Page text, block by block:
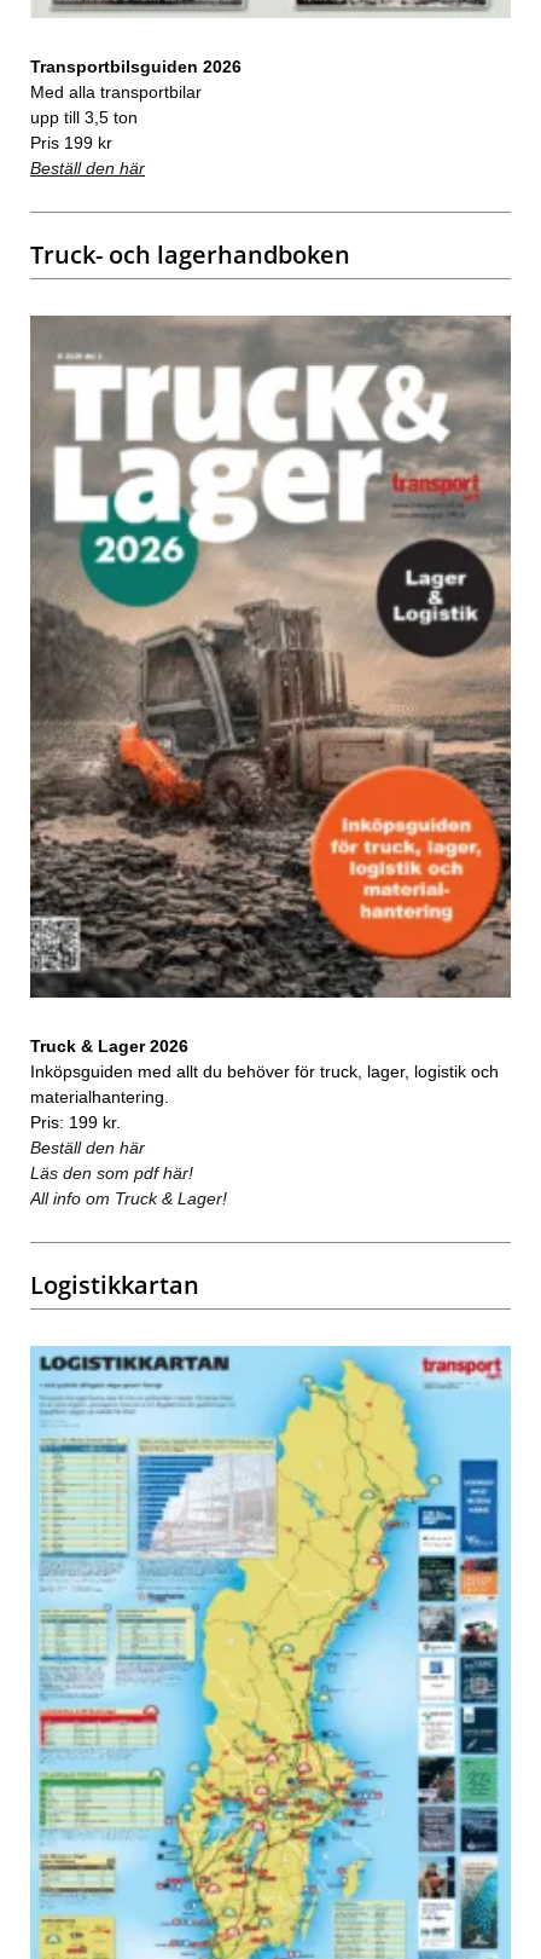
Transportbilsguiden 2026
Med alla transportbilar
upp till 3,5 ton
Pris 199 kr
Beställ den här
Truck- och lagerhandboken
Truck & Lager 2026
Inköpsguiden med allt du behöver för truck, lager, logistik och
materialhantering.
Pris: 199 kr.
Beställ den här
Läs den som pdf här!
All info om Truck & Lager!
Logistikkartan